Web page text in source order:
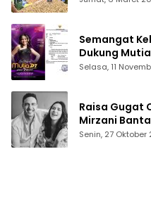
Semangat
Dukung
Academy 7
Selasa, 11
Raisa Gugat
Mirzani
Senin, 27 Oktober